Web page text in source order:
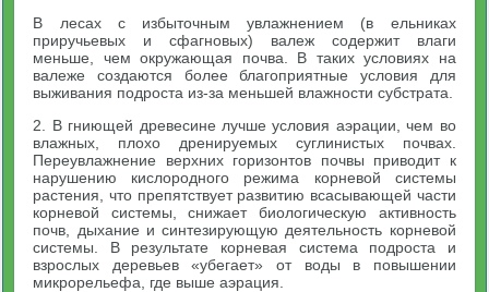
В лесах с избыточным увлажнением (в ельниках
приручьевых и сфагновых) валеж содержит влаги
меньше, чем окружающая почва. В таких условиях на
валеже создаются более благоприятные условия для
выживания подроста из-за меньшей влажности субстрата.
2. В гниющей древесине лучше условия аэрации, чем во
влажных, плохо дренируемых суглинистых почвах.
Переувлажнение верхних горизонтов почвы приводит к
нарушению кислородного режима корневой системы
растения, что препятствует развитию всасывающей части
корневой системы, снижает биологическую активность
почв, дыхание и синтезирующую деятельность корневой
системы. В результате корневая система подроста и
взрослых деревьев «убегает» от воды в повышении
микрорельефа, где выше аэрация.